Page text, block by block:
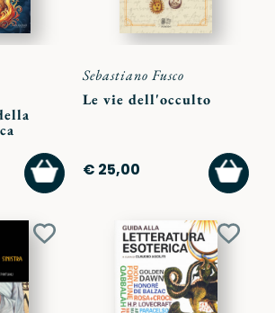
AGGIUNGI
AL
CARRELLO
Sebastiano Fusco
Le vie dell'occulto
€ 25,00
AL
Aggiungi